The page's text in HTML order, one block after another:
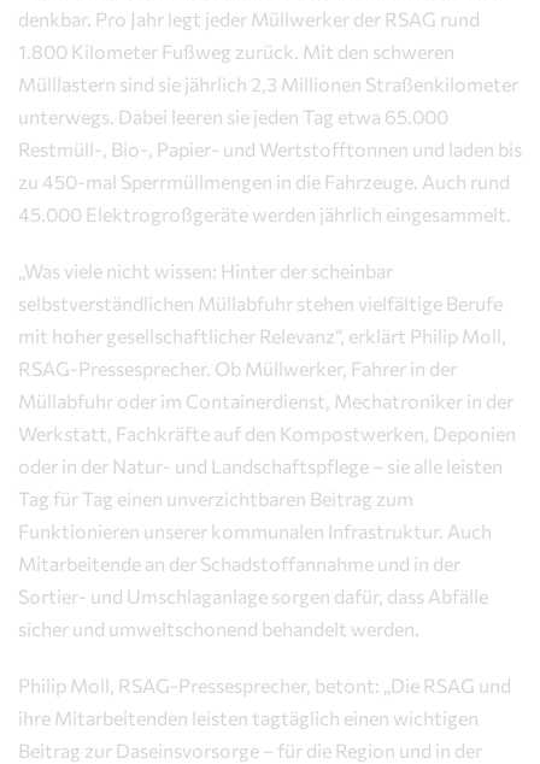
denkbar. Pro Jahr legt jeder Müllwerker der RSAG rund
1.800 Kilometer Fußweg zurück. Mit den schweren
Mülllastern sind sie jährlich 2,3 Millionen Straßenkilometer
unterwegs. Dabei leeren sie jeden Tag etwa 65.000
Restmüll-, Bio-, Papier- und Wertstofftonnen und laden bis
zu 450-mal Sperrmüllmengen in die Fahrzeuge. Auch rund
45.000 Elektrogroßgeräte werden jährlich eingesammelt.
„Was viele nicht wissen: Hinter der scheinbar
selbstverständlichen Müllabfuhr stehen vielfältige Berufe
mit hoher gesellschaftlicher Relevanz“, erklärt Philip Moll,
RSAG-Pressesprecher. Ob Müllwerker, Fahrer in der
Müllabfuhr oder im Containerdienst, Mechatroniker in der
Werkstatt, Fachkräfte auf den Kompostwerken, Deponien
oder in der Natur- und Landschaftspflege – sie alle leisten
Tag für Tag einen unverzichtbaren Beitrag zum
Funktionieren unserer kommunalen Infrastruktur. Auch
Mitarbeitende an der Schadstoffannahme und in der
Sortier- und Umschlaganlage sorgen dafür, dass Abfälle
sicher und umweltschonend behandelt werden.
Philip Moll, RSAG-Pressesprecher, betont: „Die RSAG und
ihre Mitarbeitenden leisten tagtäglich einen wichtigen
Beitrag zur Daseinsvorsorge – für die Region und in der